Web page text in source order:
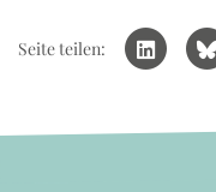
Seite teilen: